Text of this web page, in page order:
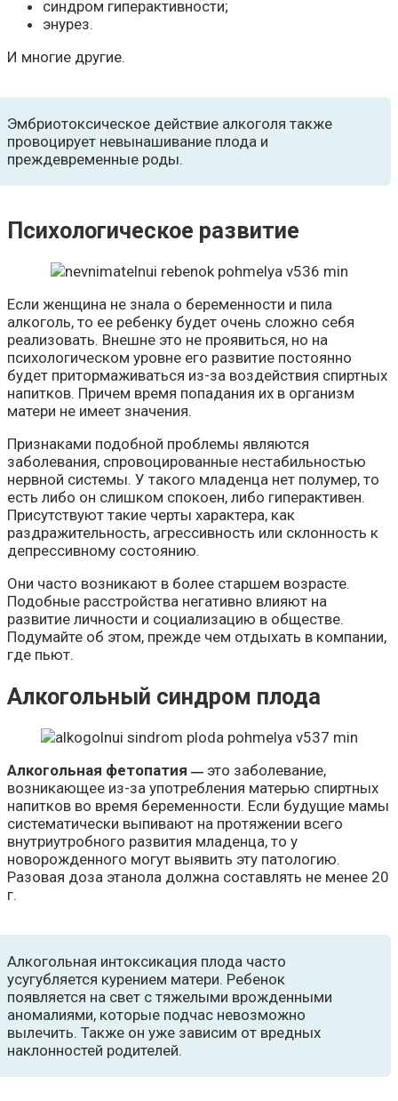
синдром гиперактивности;
энурез.
И многие другие.
Эмбриотоксическое действие алкоголя также
провоцирует невынашивание плода и
преждевременные роды.
Психологическое развитие
Если женщина не знала о беременности и пила
алкоголь, то ее ребенку будет очень сложно себя
реализовать. Внешне это не проявиться, но на
психологическом уровне его развитие постоянно
будет притормаживаться из-за воздействия спиртных
напитков. Причем время попадания их в организм
матери не имеет значения.
Признаками подобной проблемы являются
заболевания, спровоцированные нестабильностью
нервной системы. У такого младенца нет полумер, то
есть либо он слишком спокоен, либо гиперактивен.
Присутствуют такие черты характера, как
раздражительность, агрессивность или склонность к
депрессивному состоянию.
Они часто возникают в более старшем возрасте.
Подобные расстройства негативно влияют на
развитие личности и социализацию в обществе.
Подумайте об этом, прежде чем отдыхать в компании,
где пьют.
Алкогольный синдром плода
Алкогольная фетопатия — это заболевание,
возникающее из-за употребления матерью спиртных
напитков во время беременности. Если будущие мамы
систематически выпивают на протяжении всего
внутриутробного развития младенца, то у
новорожденного могут выявить эту патологию.
Разовая доза этанола должна составлять не менее 20
г.
Алкогольная интоксикация плода часто
усугубляется курением матери. Ребенок
появляется на свет с тяжелыми врожденными
аномалиями, которые подчас невозможно
вылечить. Также он уже зависим от вредных
наклонностей родителей.